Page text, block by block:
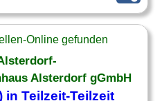
Online gefunden
Alsterdorf gGmbH
in Teilzeit-Teilzeit